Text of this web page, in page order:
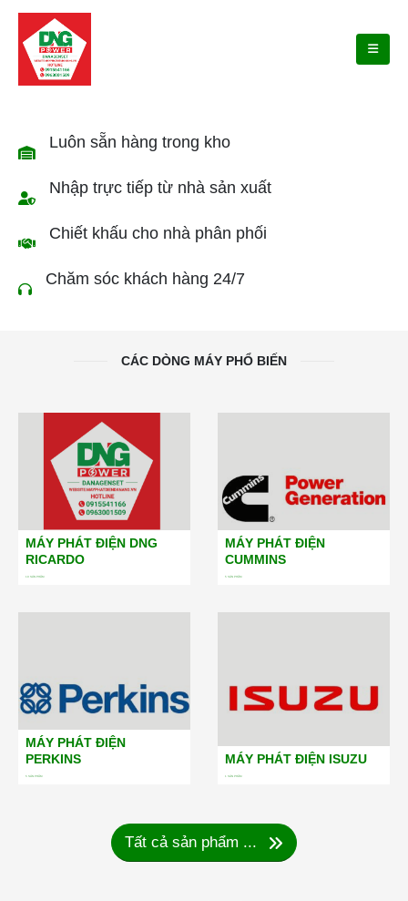
Luôn sẵn hàng trong kho
Nhập trực tiếp từ nhà sản xuất
Chiết khấu cho nhà phân phối
Chăm sóc khách hàng 24/7
CÁC DÒNG MÁY PHỔ BIẾN
MÁY PHÁT ĐIỆN DNG
RICARDO
19SẢN PHẨM
MÁY PHÁT ĐIỆN
CUMMINS
5SẢN PHẨM
MÁY PHÁT ĐIỆN
PERKINS
5SẢN PHẨM
MÁY PHÁT ĐIỆN ISUZU
1 SẢN PHẨM
Tất cả sản phẩm ...